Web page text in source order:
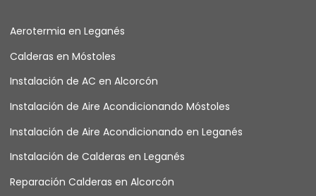
Aerotermia en Leganés
Calderas en Móstoles
Instalación de AC en Alcorcón
Instalación de Aire Acondicionando Móstoles
Instalación de Aire Acondicionando en Leganés
Instalación de Calderas en Leganés
Reparación Calderas en Alcorcón